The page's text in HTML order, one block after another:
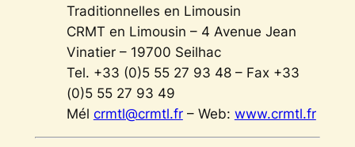
Traditionnelles en Limousin
CRMT en Limousin – 4 Avenue Jean
Vinatier – 19700 Seilhac
Tel. +33 (0)5 55 27 93 48 – Fax +33
(0)5 55 27 93 49
Mél crmtl@crmtl.fr– Web: www.crmtl.fr